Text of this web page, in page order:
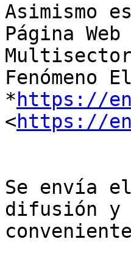
Asimismo
Página
Fenómeno
* https://
<https://
Se envía
difusión y